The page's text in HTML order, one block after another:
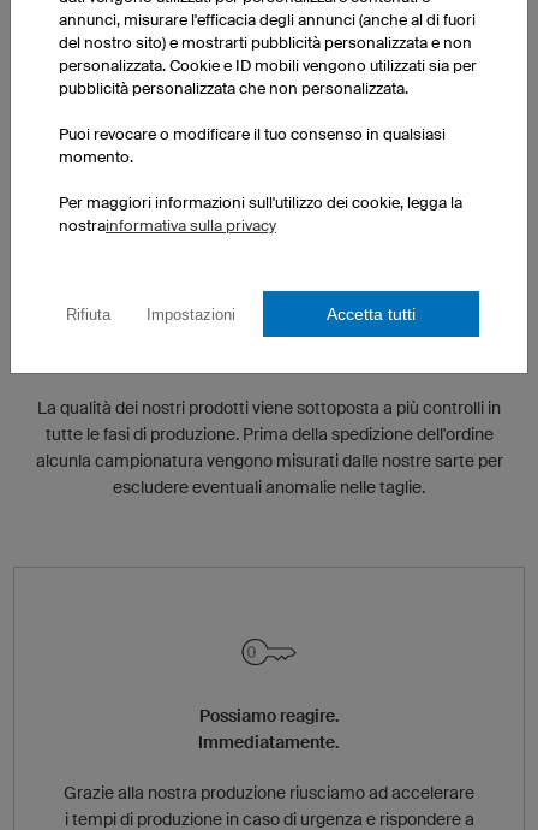
La qualità dei nostri prodotti viene sottoposta a più controlli in
tutte le fasi di produzione. Prima della spedizione dell'ordine
alcunla campionatura vengono misurati dalle nostre sarte per
escludere eventuali anomalie nelle taglie.
Possiamo reagire.
Immediatamente.
Grazie alla nostra produzione riusciamo ad accelerare
i tempi di produzione in caso di urgenza e rispondere a
annunci, misurare l'efficacia degli annunci (anche al di fuori
del nostro sito) e mostrarti pubblicità personalizzata e non
personalizzata. Cookie e ID mobili vengono utilizzati sia per
pubblicità personalizzata che non personalizzata.
Puoi revocare o modificare il tuo consenso in qualsiasi
momento.
Per maggiori informazioni sull'utilizzo dei cookie, legga la
nostrainformativa sulla privacy
Rifiuta Impostazioni Accetta tutti